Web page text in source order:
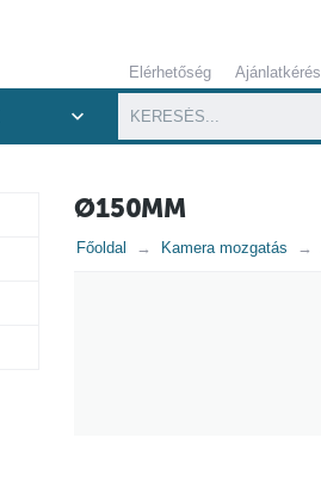
Elérhetőség Ajánlatkérés
Ø150MM
Főoldal Kamera mozgatás